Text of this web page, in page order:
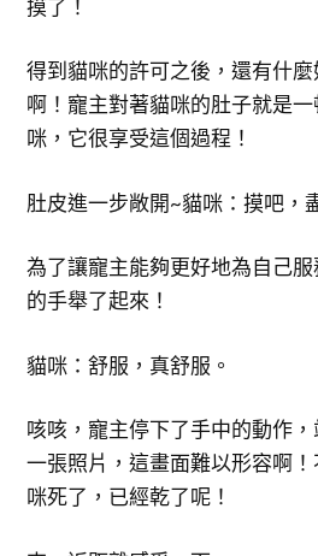
摸了！
得到貓咪的許可之後，還有什
啊！寵主對著貓咪的肚子就是
咪，它很享受這個過程！
肚皮進一步敞開~貓咪：摸吧，
為了讓寵主能夠更好地為自己
的手舉了起來！
貓咪：舒服，真舒服。
咳咳，寵主停下了手中的動作
一張照片，這畫面難以形容啊
咪死了，已經乾了呢！